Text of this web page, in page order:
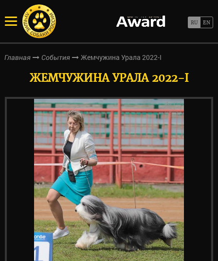
Главная События Жемчужина Урала 2022-I
ЖЕМЧУЖИНА УРАЛА 2022-I